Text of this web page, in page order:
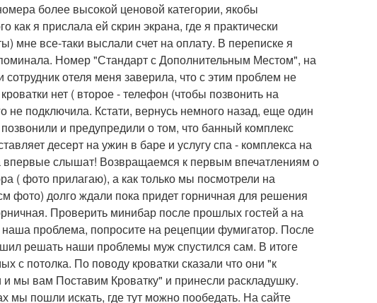
более высокой ценовой категории, якобы
я прислала ей скрин экрана, где я практически
все-таки выслали счет на оплату. В переписке я
Номер "Стандарт с Дополнительным Местом", на
отеля меня заверила, что с этим проблем не
нет ( второе - телефон (чтобы позвонить на
подключила. Кстати, вернусь немного назад, еще один
и предупредили о том, что банный комплекс
десерт на ужин в баре и услугу спа - комплекса на
впервые слышат! Возвращаемся к первым впечатлениям о
( фото прилагаю), а как только мы посмотрели на
фото) долго ждали пока придет горничная для решения
Проверить минибар после прошлых гостей а на
проблема, попросите на рецепции фумигатор. После
решать наши проблемы муж спустился сам. В итоге
с потолка. По поводу кроватки сказали что они "к
мы вам Поставим Кроватку" и принесли раскладушку.
мы пошли искать, где тут можно пообедать. На сайте